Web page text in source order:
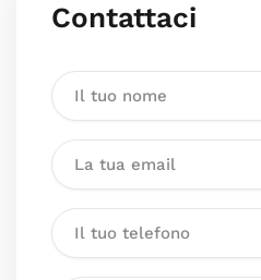
Contattaci